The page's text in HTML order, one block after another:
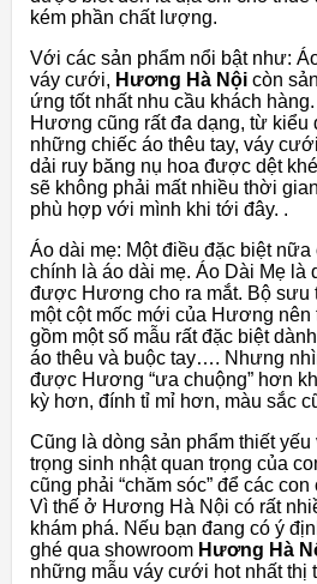
kém phần chất lượng.
Với các sản phẩm nổi bật như:
váy cưới, Hương Hà Nội còn
ứng tốt nhất nhu cầu khách
Hương cũng rất đa dạng, từ kiểu
những chiếc áo thêu tay, váy
dải ruy băng nụ hoa được dệt
sẽ không phải mất nhiều thời
phù hợp với mình khi tới đây. .
Áo dài mẹ: Một điều đặc biệt nữa
chính là áo dài mẹ. Áo Dài Mẹ là
được Hương cho ra mắt. Bộ sưu
một cột mốc mới của Hương nên
gồm một số mẫu rất đặc biệt
áo thêu và buộc tay…. Nhưng
được Hương “ưa chuộng” hơn
kỳ hơn, đính tỉ mỉ hơn, màu sắc
Cũng là dòng sản phẩm thiết yếu
trọng sinh nhật quan trọng của
cũng phải “chăm sóc” để các con
Vì thế ở Hương Hà Nội có rất
khám phá. Nếu bạn đang có ý
ghé qua showroom Hương Hà
những mẫu váy cưới hot nhất thị